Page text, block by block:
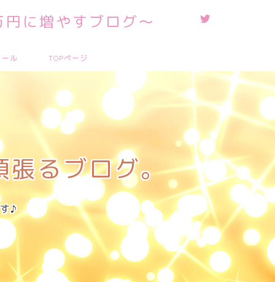
に増やすブログ～
ル TOPページ
張るブログ。
♪